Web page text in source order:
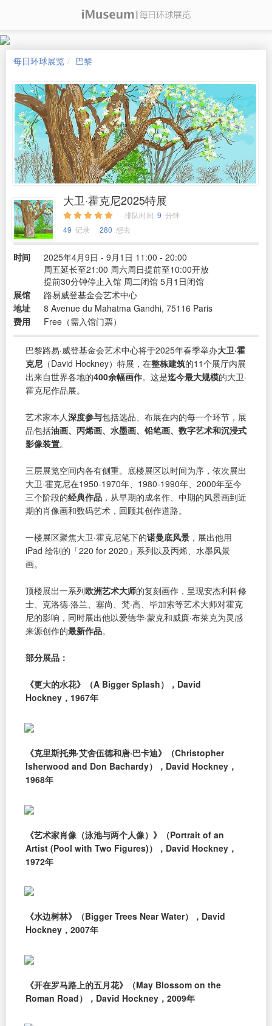
每日环球展览 巴黎
大卫·霍克尼2025特展
排队时间 9 分钟
49 记录 280 想去
时间
2025年4月9日 - 9月1日 11:00 - 20:00
周五延长至21:00 周六周日提前至10:00开放
提前30分钟停止入馆 周二闭馆 5月1日闭馆
展馆
路易威登基金会艺术中心
地址
8 Avenue du Mahatma Gandhi, 75116 Paris
费用
Free（需入馆门票）
巴黎路易·威登基金会艺术中心将于2025年春季举办大卫·霍
克尼 （David Hockney）特展，在整栋建筑的11个展厅内展
出来自世界各地的400余幅画作。这是迄今最大规模的大卫·
霍克尼作品展。
艺术家本人深度参与包括选品、布展在内的每一个环节，展
品包括油画、丙烯画、水墨画、铅笔画、数字艺术和沉浸式
影像装置。
三层展览空间内各有侧重。底楼展区以时间为序，依次展出
大卫·霍克尼在1950-1970年、1980-1990年、2000年至今
三个阶段的经典作品 ，从早期的成名作、中期的风景画到近
期的肖像画和数码艺术，回顾其创作道路。
一楼展区聚焦大卫·霍克尼笔下的诺曼底风景 ，展出他用
iPad 绘制的「220 for 2020」系列以及丙烯、水墨风景
画。
顶楼展出一系列欧洲艺术大师的复刻画作，呈现安杰利科修
士、克洛德·洛兰、塞尚、梵·高、毕加索等艺术大师对霍克
尼的影响，同时展出他以爱德华·蒙克和威廉·布莱克为灵感
来源创作的最新作品。
部分展品：
《更大的水花》（A Bigger Splash），David
Hockney，1967年
《克里斯托弗·艾舍伍德和唐·巴卡迪》（Christopher
Isherwood and Don Bachardy），David Hockney，
1968年
《艺术家肖像（泳池与两个人像）》（Portrait of an
Artist (Pool with Two Figures)），David Hockney，
1972年
《水边树林》（Bigger Trees Near Water），David
Hockney，2007年
《开在罗马路上的五月花》（May Blossom on the
Roman Road），David Hockney，2009年